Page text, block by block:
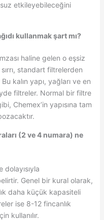
etkileyebileceğini
kullanmak şart mı?
haline gelen o eşsiz
standart filtrelerden
kalın yapı, yağları ve en
filtreler. Normal bir filtre
Chemex’in yapısına tam
(2 ve 4 numara) ne
Genel bir kural olarak,
daha küçük kapasiteli
ise 8-12 fincanlık
kullanılır.